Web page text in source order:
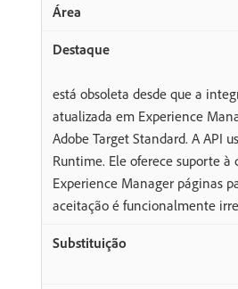
está obsoleta desde que a
atualizada em Experience
Adobe Target Standard. A API
Runtime. Ele oferece suporte
Experience Manager páginas
aceitação é funcionalmente